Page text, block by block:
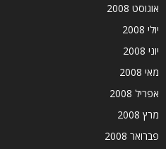
אוגוסט 2008
יולי 2008
יוני 2008
מאי 2008
אפריל 2008
מרץ 2008
פברואר 2008